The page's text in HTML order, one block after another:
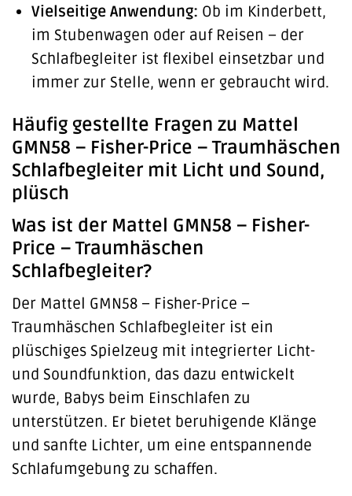
Vielseitige Anwendung: Ob im Kinderbett,
im Stubenwagen oder auf Reisen – der
Schlafbegleiter ist flexibel einsetzbar und
immer zur Stelle, wenn er gebraucht wird.
Häufig gestellte Fragen zu Mattel
GMN58 – Fisher-Price – Traumhäschen
Schlafbegleiter mit Licht und Sound,
plüsch
Was ist der Mattel GMN58 – Fisher-
Price – Traumhäschen
Schlafbegleiter?
Der Mattel GMN58 – Fisher-Price –
Traumhäschen Schlafbegleiter ist ein
plüschiges Spielzeug mit integrierter Licht-
und Soundfunktion, das dazu entwickelt
wurde, Babys beim Einschlafen zu
unterstützen. Er bietet beruhigende Klänge
und sanfte Lichter, um eine entspannende
Schlafumgebung zu schaffen.